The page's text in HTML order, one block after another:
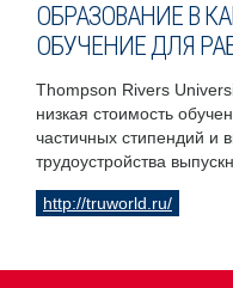
ОБРАЗОВАНИЕ В
ОБУЧЕНИЕ ДЛЯ
Thompson Rivers
низкая стоимость
частичных стипендий и
трудоустройства
http://truworld.ru/